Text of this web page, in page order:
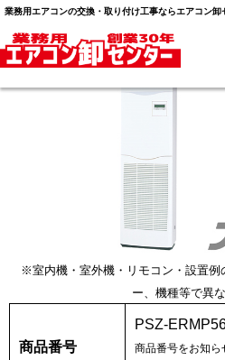
業務用エアコンの交換・取り付け工事ならエアコン卸
※室内機・室外機・リモコン・設置例
ー、機種等で異な
商品番号
PSZ-
商品番号をお知